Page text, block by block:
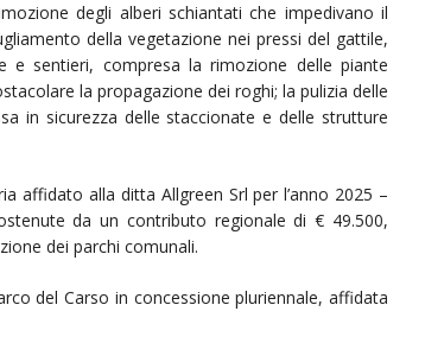
degli alberi schiantati che impedivano il
della vegetazione nei pressi del gattile,
e sentieri, compresa la rimozione delle piante
la propagazione dei roghi; la pulizia delle
in sicurezza delle staccionate e delle strutture
affidato alla ditta Allgreen Srl per l’anno 2025 –
da un contributo regionale di € 49.500,
dei parchi comunali.
del Carso in concessione pluriennale, affidata